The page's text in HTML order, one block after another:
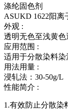
涤纶固色剂
ASUKD 1622阳离
外观 :
透明无色至浅黄色
应用范围 :
适用于分散染料
用法用量 :
浸轧法：30-50g/L
性能简介 :
1.有效防止分散染